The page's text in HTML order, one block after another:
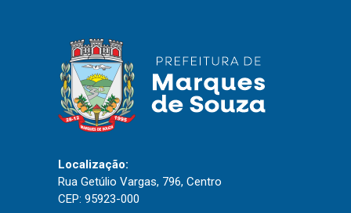
Publicações
Diário Oficial (Novo)
Recursos Humanos
Processo Seletivo
Localização:
Rua Getúlio Vargas, 796, Centro
CEP: 95923-000